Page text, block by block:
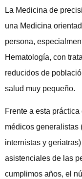
La Medicina de
una Medicina
persona,
Hematología, con
reducidos de
salud muy pequeño.
Frente a esta
médicos generalistas
internistas y
asistenciales de las
cumplimos años, el